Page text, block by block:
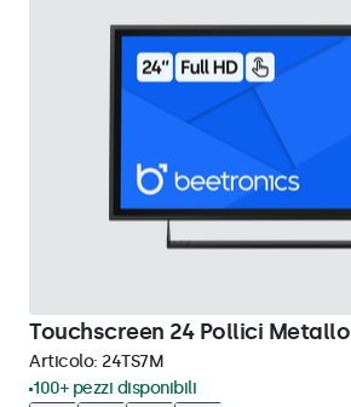
Touchscreen 24 Pollici Metallo
Articolo: 24TS7M
100+ pezzi disponibili